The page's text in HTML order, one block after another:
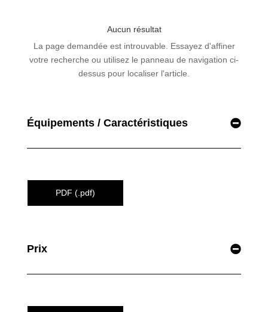
Équipements / Caractéristiques
PDF (.pdf)
Prix